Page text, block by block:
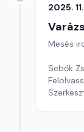
2025.
Mesés
Sebők